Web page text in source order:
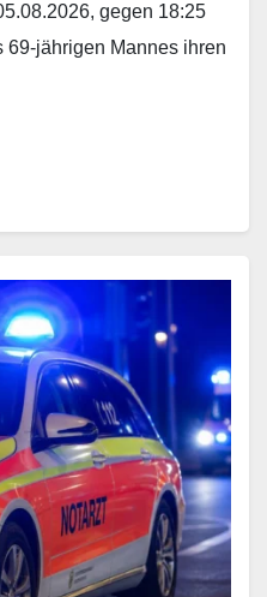
gegen 18:25
69-jährigen Mannes ihren